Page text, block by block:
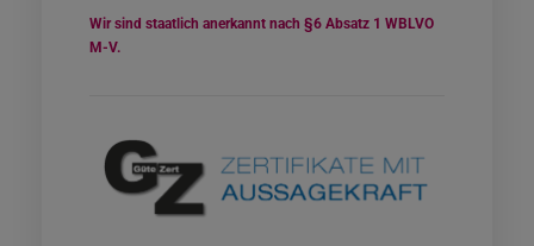
Wir sind staatlich anerkannt nach §6 Absatz 1 WBLVO
M-V.